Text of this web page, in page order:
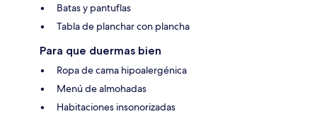
Batas y pantuflas
Tabla de planchar con plancha
Para que duermas bien
Ropa de cama hipoalergénica
Menú de almohadas
Habitaciones insonorizadas